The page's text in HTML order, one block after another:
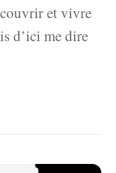
et vivre
d’ici me dire